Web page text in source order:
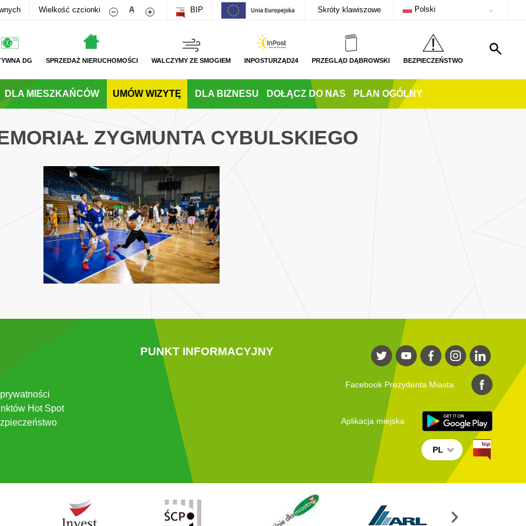
Wielkość czcionki Zmniejsz rozmiar czcionki
A Zwiększ rozmiar czcionki
BIP Skróty klawiszowe Polski
DG SPRZEDAŻ NIERUCHOMOŚCI WALCZYMY ZE SMOGIEM INPOSTURZĄD24 PRZEGLĄD DĄBROWSKI BEZPIECZEŃSTWO
DLA MIESZKAŃCÓW UMÓW WIZYTĘ DLA BIZNESU DOŁĄCZ DO NAS PLAN OGÓLNY
ZYGMUNTA CYBULSKIEGO
Hot Spot
PUNKT INFORMACYJNY
Facebook Prezydenta Miasta
Aplikacja miejska
PL